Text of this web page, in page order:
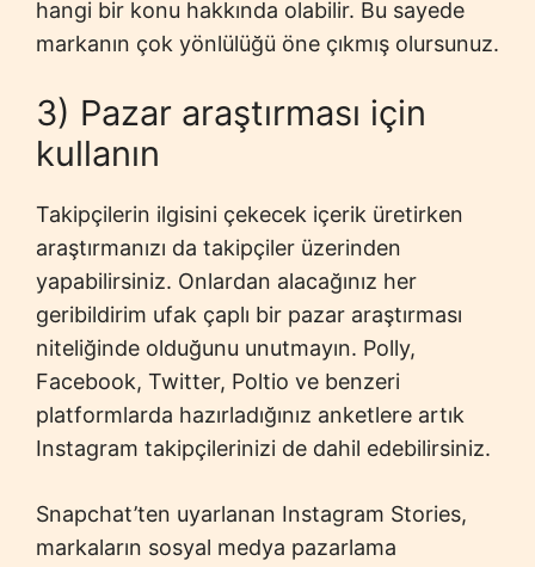
hangi bir konu hakkında olabilir. Bu sayede
markanın çok yönlülüğü öne çıkmış olursunuz.
3) Pazar araştırması için
kullanın
Takipçilerin ilgisini çekecek içerik üretirken
araştırmanızı da takipçiler üzerinden
yapabilirsiniz. Onlardan alacağınız her
geribildirim ufak çaplı bir pazar araştırması
niteliğinde olduğunu unutmayın. Polly,
Facebook, Twitter, Poltio ve benzeri
platformlarda hazırladığınız anketlere artık
Instagram takipçilerinizi de dahil edebilirsiniz.
Snapchat’ten uyarlanan Instagram Stories,
markaların sosyal medya pazarlama